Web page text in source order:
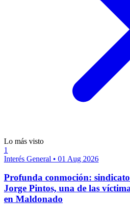
Lo más visto
1
Interés General • 01 Aug 2026
Profunda conmoción:
Jorge Pintos, una de las
en Maldonado